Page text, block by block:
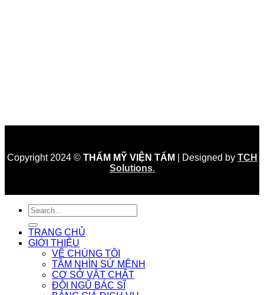
Copyright 2024 © THẨM MỸ VIỆN TẤM | Designed by TCH
Solutions.
TRANG CHỦ
GIỚI THIỆU
VỀ CHÚNG TÔI
TẦM NHÌN SỨ MỆNH
CƠ SỞ VẬT CHẤT
ĐỘI NGŨ BÁC SĨ